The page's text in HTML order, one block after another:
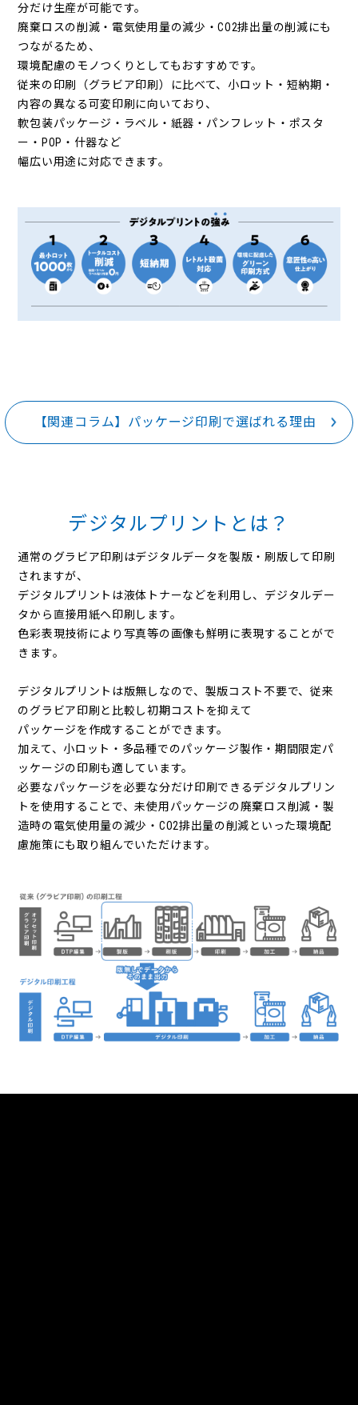
分だけ生産が可能です。
廃棄ロスの削減・電気使用量の減少・CO2排出量の削減にも
つながるため、
環境配慮のモノつくりとしてもおすすめです。
従来の印刷（グラビア印刷）に比べて、小ロット・短納期・
内容の異なる可変印刷に向いており、
軟包装パッケージ・ラベル・紙器・パンフレット・ポスタ
ー・POP・什器など
幅広い用途に対応できます。
【関連コラム】パッケージ印刷で選ばれる理由
デジタルプリントとは？
通常のグラビア印刷はデジタルデータを製版・刷版して印刷
されますが、
デジタルプリントは液体トナーなどを利用し、デジタルデー
タから直接用紙へ印刷します。
色彩表現技術により写真等の画像も鮮明に表現することがで
きます。
デジタルプリントは版無しなので、製版コスト不要で、従来
のグラビア印刷と比較し初期コストを抑えて
パッケージを作成することができます。
加えて、小ロット・多品種でのパッケージ製作・期間限定パ
ッケージの印刷も適しています。
必要なパッケージを必要な分だけ印刷できるデジタルプリン
トを使用することで、未使用パッケージの廃棄ロス削減・製
造時の電気使用量の減少・CO2排出量の削減といった環境配
慮施策にも取り組んでいただけます。